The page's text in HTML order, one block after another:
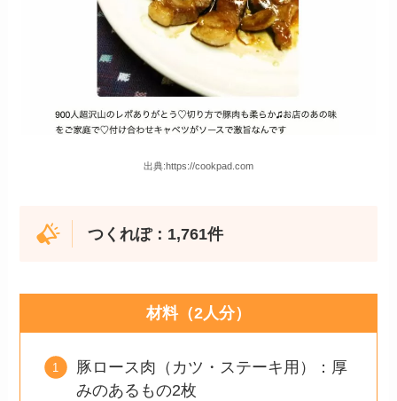
出典:https://cookpad.com
つくれぽ：1,761件
材料（2人分）
豚ロース肉（カツ・ステーキ用）：厚
みのあるもの2枚